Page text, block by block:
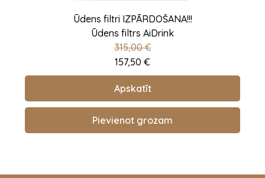
Ūdens filtri IZPĀRDOŠANA!!!
Ūdens filtrs AiDrink
315,00€
157,50 €
Apskatīt
Pievienot grozam